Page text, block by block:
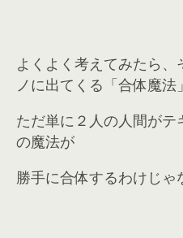
よくよく考えてみたら
ノに出てくる「合体魔法
ただ単に２人の人間が
の魔法が
勝手に合体するわけじゃ